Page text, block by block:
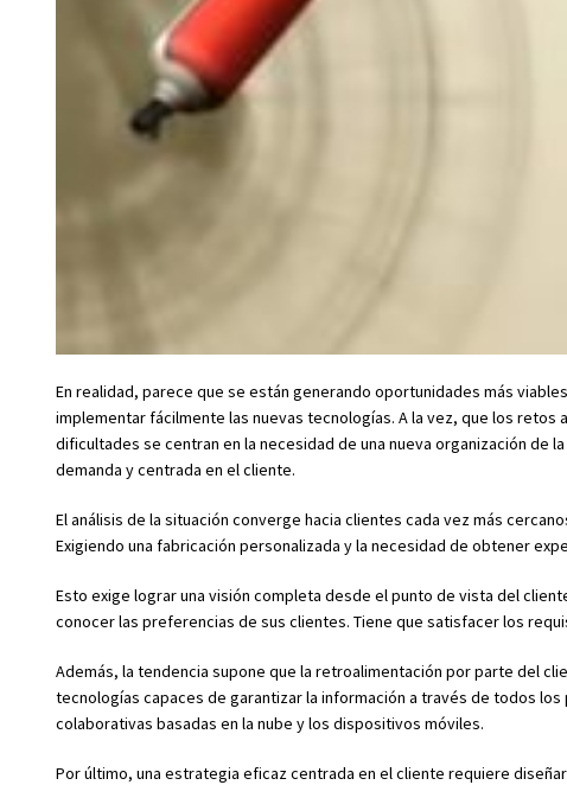
En realidad, parece que se están generando oportunidades más
implementar fácilmente las nuevas tecnologías. A la vez, que los
dificultades se centran en la necesidad de una nueva organización de
demanda y centrada en el cliente.
El análisis de la situación converge hacia clientes cada vez más
Exigiendo una fabricación personalizada y la necesidad de obtener
Esto exige lograr una visión completa desde el punto de vista del
conocer las preferencias de sus clientes. Tiene que satisfacer los
Además, la tendencia supone que la retroalimentación por parte del
tecnologías capaces de garantizar la información a través de todos
colaborativas basadas en la nube y los dispositivos móviles.
Por último, una estrategia eficaz centrada en el cliente requiere